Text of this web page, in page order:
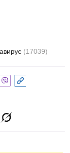
(17039)